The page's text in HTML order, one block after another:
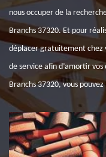
nous occuper de la
Branchs 37320. Et pour
déplacer gratuitement chez
de service afin d’amortir
Branchs 37320, vous